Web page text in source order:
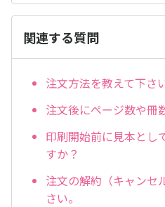
関連する質問
注文方法を教えて下さ
注文後にページ数や冊
印刷開始前に見本とし
すか？
注文の解約（キャンセ
さい。